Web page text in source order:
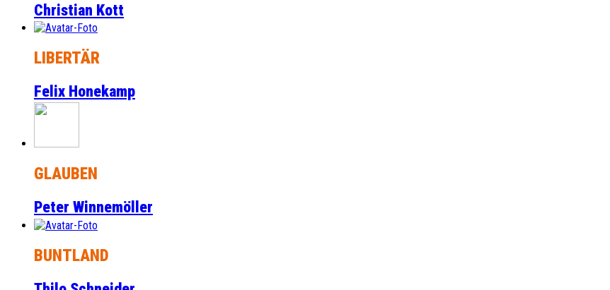
Christian Kott
LIBERTÄR
Felix Honekamp
GLAUBEN
Peter Winnemöller
BUNTLAND